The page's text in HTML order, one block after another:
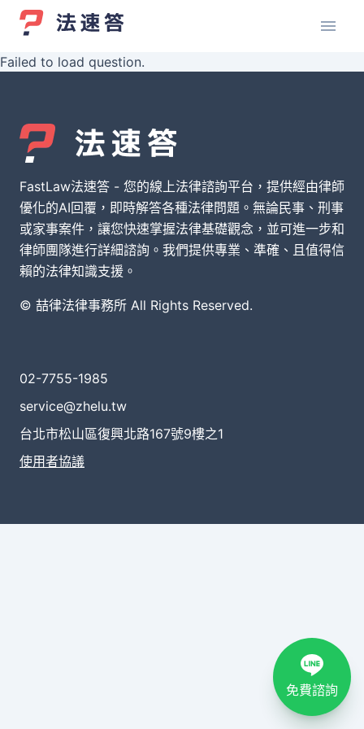
Failed to load question.
FastLaw法速答 - 您的線上法律諮詢平台，提供經由律師
優化的AI回覆，即時解答各種法律問題。無論民事、刑事
或家事案件，讓您快速掌握法律基礎觀念，並可進一步和
律師團隊進行詳細諮詢。我們提供專業、準確、且值得信
賴的法律知識支援。
© 喆律法律事務所 All Rights Reserved.
02-7755-1985
service@zhelu.tw
台北市松山區復興北路167號9樓之1
使用者協議
免費諮詢